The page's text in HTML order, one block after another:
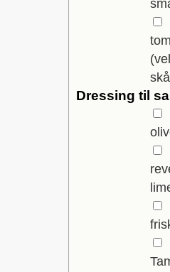
Dressing til